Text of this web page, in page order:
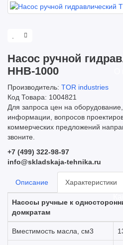
Насос ручной
HHB-1000
Производитель: TOR industries
Код Товара: 1004821
Для запроса цен на
информации, вопросов
коммерческих предложений
звоните.
+7 (499) 322-98-97
info@skladskaja-tehnika.ru
Описание Характеристики
Насосы ручные к
домкратам
Вместимость масла, см3